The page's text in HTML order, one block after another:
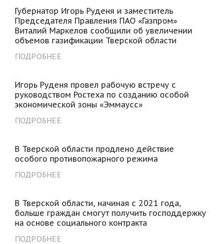
Губернатор Игорь Руденя и заместитель
Председателя Правления ПАО «Газпром»
Виталий Маркелов сообщили об увеличении
объемов газификации Тверской области
ПОДРОБНЕЕ
Игорь Руденя провел рабочую встречу с
руководством Ростеха по созданию особой
экономической зоны «Эммаусс»
ПОДРОБНЕЕ
В Тверской области продлено действие
особого противопожарного режима
ПОДРОБНЕЕ
В Тверской области, начиная с 2021 года,
больше граждан смогут получить господдержку
на основе социального контракта
ПОДРОБНЕЕ